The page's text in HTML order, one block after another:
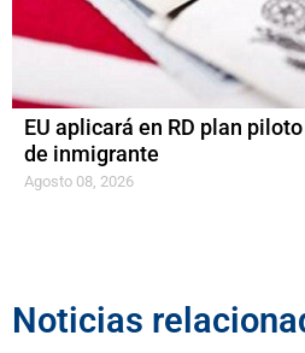
EU aplicará en RD plan
de inmigrante
Agosto 08, 2026
Noticias